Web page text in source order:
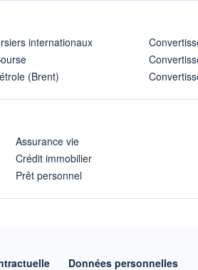
internationaux
(Brent)
Assurance vie
Crédit immobilier
Prêt personnel
Données personnelles